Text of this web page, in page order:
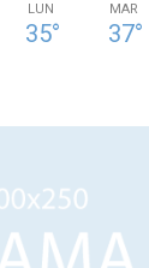
LUN
35°
MAR
37°